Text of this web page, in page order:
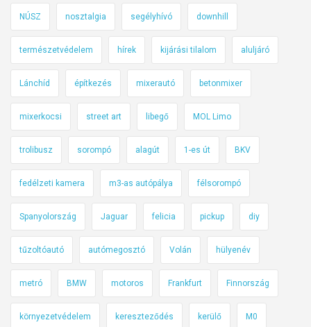
é
g
?
NÚSZ nosztalgia segélyhívó downhill
természetvédelem hírek kijárási tilalom aluljáró
Lánchíd építkezés mixerautó betonmixer
mixerkocsi street art libegő MOL Limo
trolibusz sorompó alagút 1-es út BKV
fedélzeti kamera m3-as autópálya félsorompó
Spanyolország Jaguar felicia pickup diy
tűzoltóautó autómegosztó Volán hülyenév
metró BMW motoros Frankfurt Finnország
környezetvédelem kereszteződés kerülő M0